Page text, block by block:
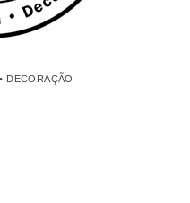
DECORAÇÃO